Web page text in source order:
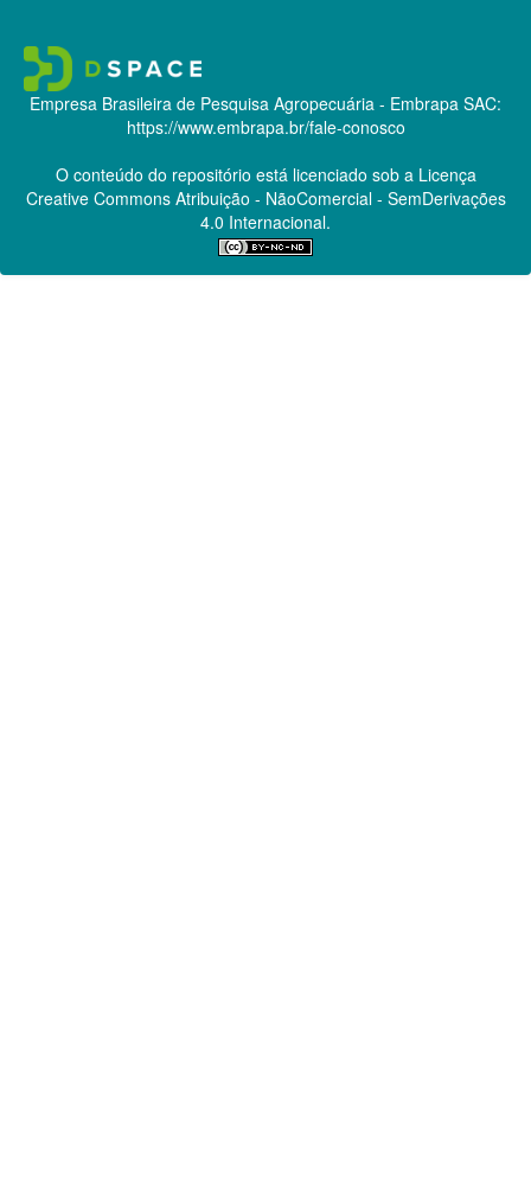
Empresa Brasileira de Pesquisa Agropecuária - Embrapa SAC:
https://www.embrapa.br/fale-conosco
O conteúdo do repositório está licenciado sob a Licença
Creative CommonsAtribuição - NãoComercial - SemDerivações
4.0 Internacional.